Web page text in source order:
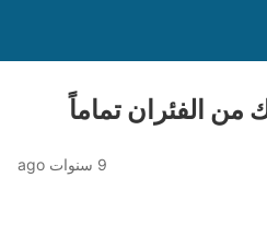
الفئران تماماً
9 سنوات ago